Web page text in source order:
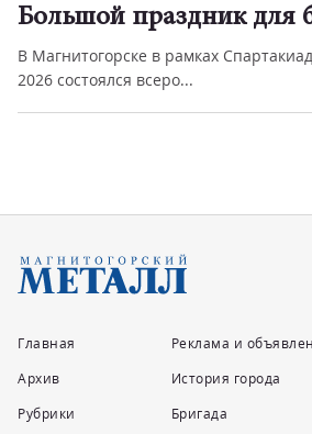
Большой праздник для
В Магнитогорске в рамках
2026 состоялся всеро...
Главная
Архив
Рубрики
Реклама и
История города
Бригада